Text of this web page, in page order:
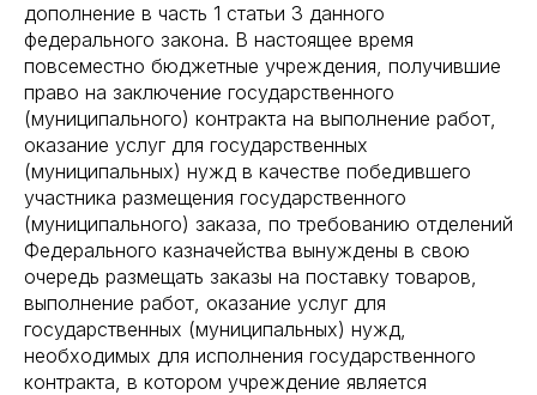
дополнение в часть 1 статьи 3 данного
федерального закона. В настоящее время
повсеместно бюджетные учреждения, получившие
право на заключение государственного
(муниципального) контракта на выполнение работ,
оказание услуг для государственных
(муниципальных) нужд в качестве победившего
участника размещения государственного
(муниципального) заказа, по требованию отделений
Федерального казначейства вынуждены в свою
очередь размещать заказы на поставку товаров,
выполнение работ, оказание услуг для
государственных (муниципальных) нужд,
необходимых для исполнения государственного
контракта, в котором учреждение является